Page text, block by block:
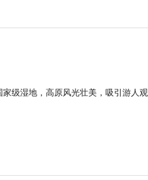
级湿地，高原风光壮美，吸引游人观